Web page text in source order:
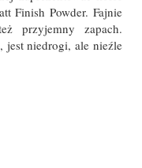
Finish Powder. Fajnie
przyjemny zapach.
jest niedrogi, ale nieźle